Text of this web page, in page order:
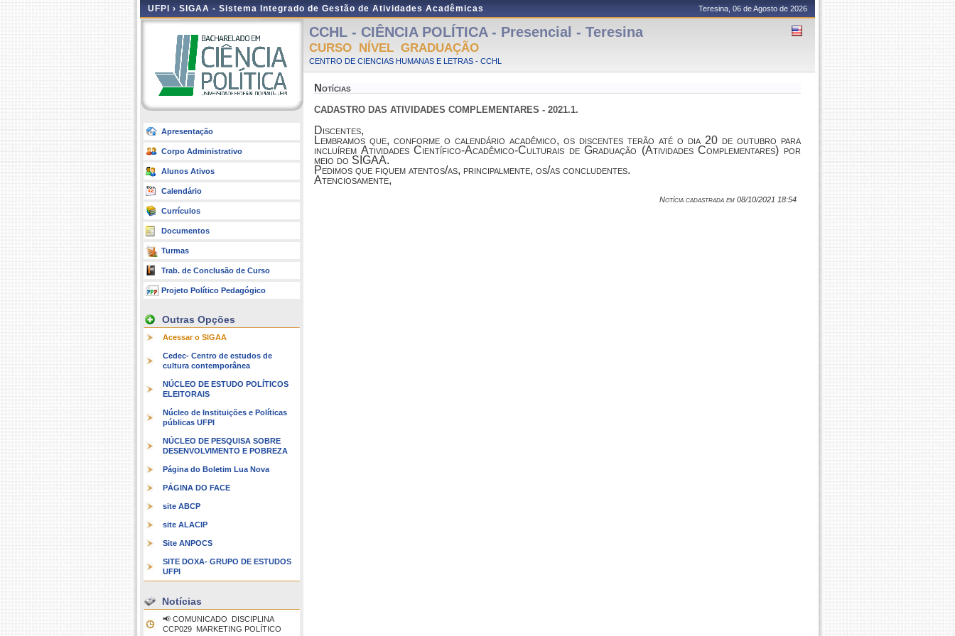
UFPI › SIGAA - Sistema Integrado de Gestão de Atividades Acadêmicas Teresina, 06 de Agosto de 2026
Apresentação
Corpo Administrativo
Alunos Ativos
Calendário
Currículos
Documentos
Turmas
Trab. de Conclusão de Curso
Projeto Político Pedagógico
Outras Opções
Acessar o SIGAA
Cedec- Centro de estudos de
cultura contemporânea
NÚCLEO DE ESTUDO POLÍTICOS
ELEITORAIS
Núcleo de Instituições e Políticas
públicas UFPI
NÚCLEO DE PESQUISA SOBRE
DESENVOLVIMENTO E POBREZA
Página do Boletim Lua Nova
PÁGINA DO FACE
site ABCP
site ALACIP
Site ANPOCS
SITE DOXA- GRUPO DE ESTUDOS
UFPI
Notícias
📢 COMUNICADO  DISCIPLINA
CCP029  MARKETING POLÍTICO
CCHL - CIÊNCIA POLÍTICA - Presencial - Teresina
CURSO NÍVEL GRADUAÇÃO
CENTRO DE CIENCIAS HUMANAS E LETRAS - CCHL
Notícias
CADASTRO DAS ATIVIDADES COMPLEMENTARES - 2021.1.
Discentes,
Lembramos que, conforme o calendário acadêmico, os discentes terão até o dia 20 de outubro para
incluírem Atividades Científico-Acadêmico-Culturais de Graduação (Atividades Complementares) por
meio do SIGAA.
Pedimos que fiquem atentos/as, principalmente, os/as concludentes.
Atenciosamente,
Notícia cadastrada em 08/10/2021 18:54